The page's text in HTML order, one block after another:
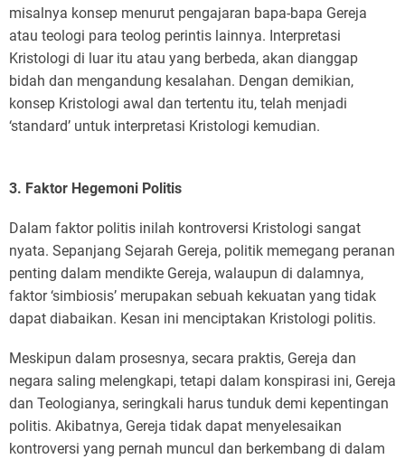
misalnya konsep menurut pengajaran bapa-bapa Gereja
atau teologi para teolog perintis lainnya. Interpretasi
Kristologi di luar itu atau yang berbeda, akan dianggap
bidah dan mengandung kesalahan. Dengan demikian,
konsep Kristologi awal dan tertentu itu, telah menjadi
‘standard’ untuk interpretasi Kristologi kemudian.
3. Faktor Hegemoni Politis
Dalam faktor politis inilah kontroversi Kristologi sangat
nyata. Sepanjang Sejarah Gereja, politik memegang peranan
penting dalam mendikte Gereja, walaupun di dalamnya,
faktor ‘simbiosis’ merupakan sebuah kekuatan yang tidak
dapat diabaikan. Kesan ini menciptakan Kristologi politis.
Meskipun dalam prosesnya, secara praktis, Gereja dan
negara saling melengkapi, tetapi dalam konspirasi ini, Gereja
dan Teologianya, seringkali harus tunduk demi kepentingan
politis. Akibatnya, Gereja tidak dapat menyelesaikan
kontroversi yang pernah muncul dan berkembang di dalam